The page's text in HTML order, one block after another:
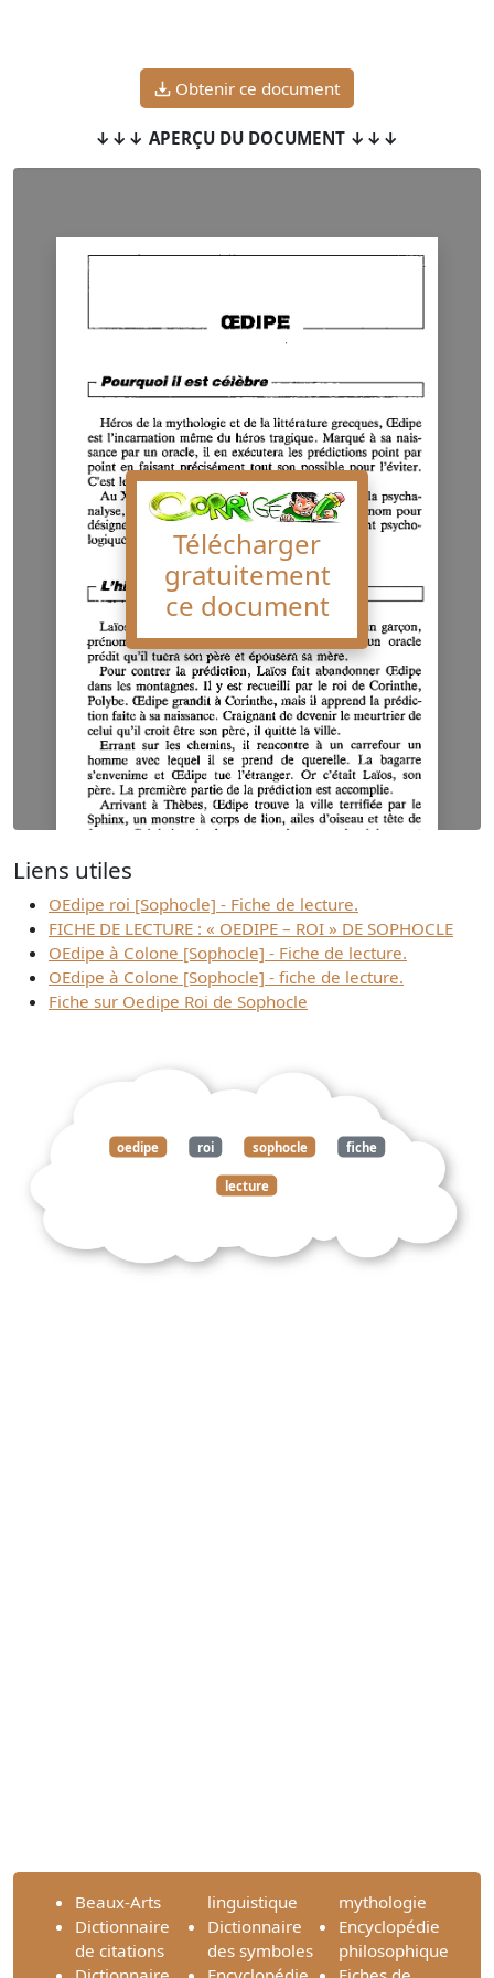
Obtenir ce document
↓↓↓ APERÇU DU DOCUMENT ↓↓↓
Télécharger
gratuitement
ce document
Liens utiles
OEdipe roi [Sophocle] - Fiche de lecture.
FICHE DE LECTURE : « OEDIPE – ROI » DE SOPHOCLE
OEdipe à Colone [Sophocle] - Fiche de lecture.
OEdipe à Colone [Sophocle] - fiche de lecture.
Fiche sur Oedipe Roi de Sophocle
oedipe roi sophocle fiche
lecture
Beaux-Arts
Dictionnaire
de citations
linguistique
Dictionnaire
des symboles
mythologie
Encyclopédie
philosophique